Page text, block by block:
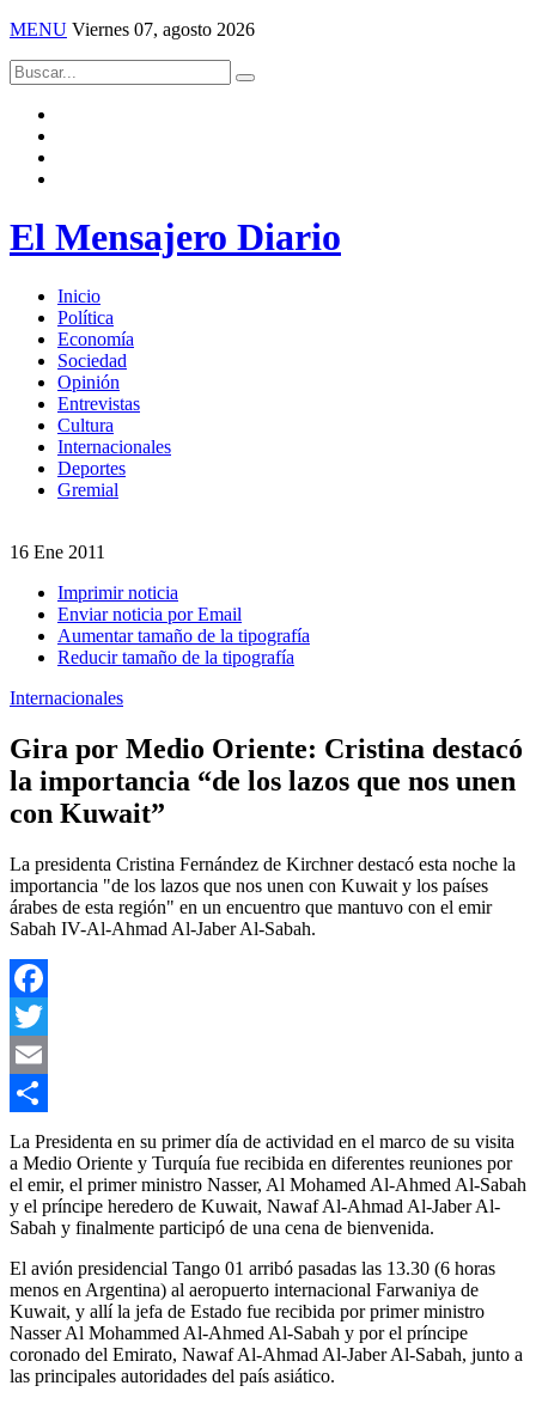
MENU Viernes 07, agosto 2026
El Mensajero Diario
Inicio
Política
Economía
Sociedad
Opinión
Entrevistas
Cultura
Internacionales
Deportes
Gremial
16 Ene 2011
Imprimir noticia
Enviar noticia por Email
Aumentar tamaño de la tipografía
Reducir tamaño de la tipografía
Internacionales
Gira por Medio Oriente: Cristina destacó
la importancia “de los lazos que nos unen
con Kuwait”
La presidenta Cristina Fernández de Kirchner destacó esta noche la
importancia "de los lazos que nos unen con Kuwait y los países
árabes de esta región" en un encuentro que mantuvo con el emir
Sabah IV-Al-Ahmad Al-Jaber Al-Sabah.
Facebook
Twitter
Email
Compartir
La Presidenta en su primer día de actividad en el marco de su visita
a Medio Oriente y Turquía fue recibida en diferentes reuniones por
el emir, el primer ministro Nasser, Al Mohamed Al-Ahmed Al-Sabah
y el príncipe heredero de Kuwait, Nawaf Al-Ahmad Al-Jaber Al-
Sabah y finalmente participó de una cena de bienvenida.
El avión presidencial Tango 01 arribó pasadas las 13.30 (6 horas
menos en Argentina) al aeropuerto internacional Farwaniya de
Kuwait, y allí la jefa de Estado fue recibida por primer ministro
Nasser Al Mohammed Al-Ahmed Al-Sabah y por el príncipe
coronado del Emirato, Nawaf Al-Ahmad Al-Jaber Al-Sabah, junto a
las principales autoridades del país asiático.